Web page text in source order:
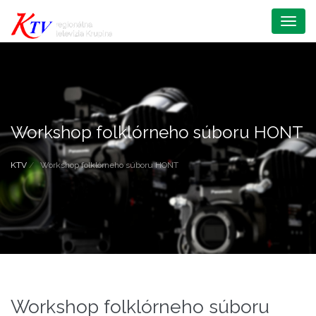
Menu
Workshop folklórneho súboru HONT
KTV Workshop folklórneho súboru HONT
Workshop folklórneho súboru